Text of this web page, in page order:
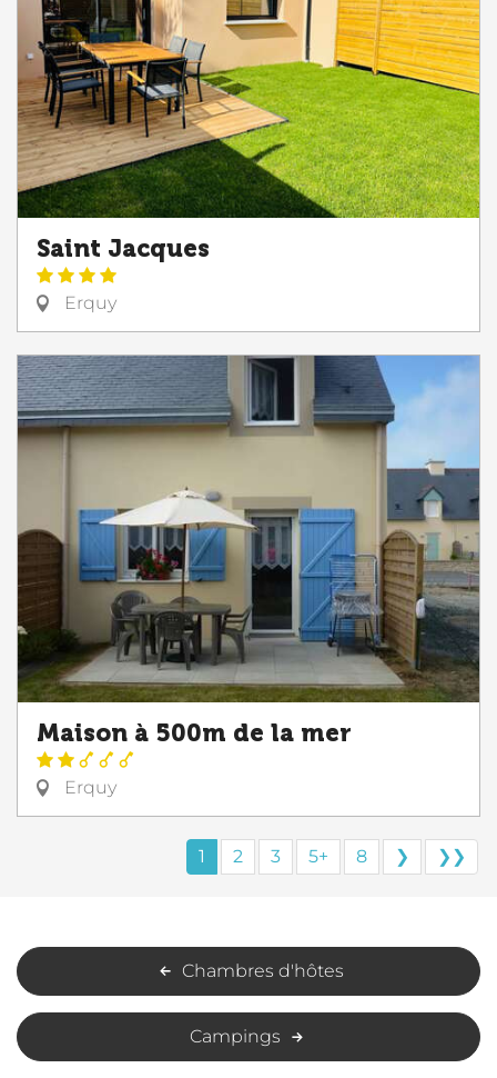
Saint Jacques
Erquy
Maison à 500m de la mer
Erquy
1 2 3 5+ 8 ❯ ❯❯
Chambres d'hôtes
Campings